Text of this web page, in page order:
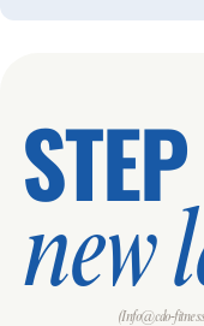
new
(Info@cdo-